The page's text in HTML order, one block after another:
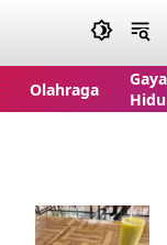
Olahraga
Gaya